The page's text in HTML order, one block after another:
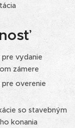
vydanie
zámere
pre overenie
so stavebným
konania